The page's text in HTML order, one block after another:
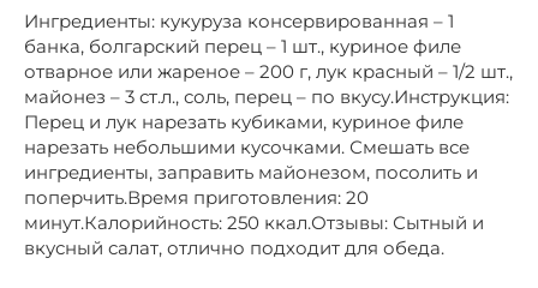
Ингредиенты: кукуруза консервированная – 1
банка, болгарский перец – 1 шт., куриное филе
отварное или жареное – 200 г, лук красный – 1/2 шт.,
майонез – 3 ст.л., соль, перец – по вкусу.Инструкция:
Перец и лук нарезать кубиками, куриное филе
нарезать небольшими кусочками. Смешать все
ингредиенты, заправить майонезом, посолить и
поперчить.Время приготовления: 20
минут.Калорийность: 250 ккал.Отзывы: Сытный и
вкусный салат, отлично подходит для обеда.